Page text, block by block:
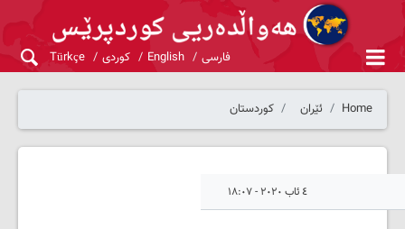
فارسی English کوردی Türkçe
Home ئێران کوردستان
٤ ئاب ٢٠٢٠ - ١٨:٠٧